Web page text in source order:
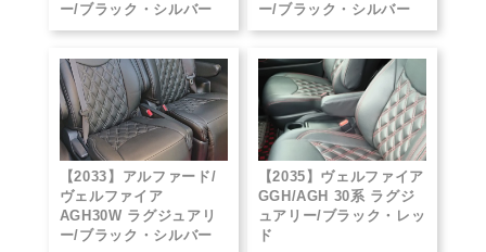
ー/ブラック・シルバー
ー/ブラック・シルバー
【2033】アルファード/
ヴェルファイア
AGH30W ラグジュアリ
ー/ブラック・シルバー
【2035】ヴェルファイア
GGH/AGH 30系 ラグジ
ュアリー/ブラック・レッ
ド